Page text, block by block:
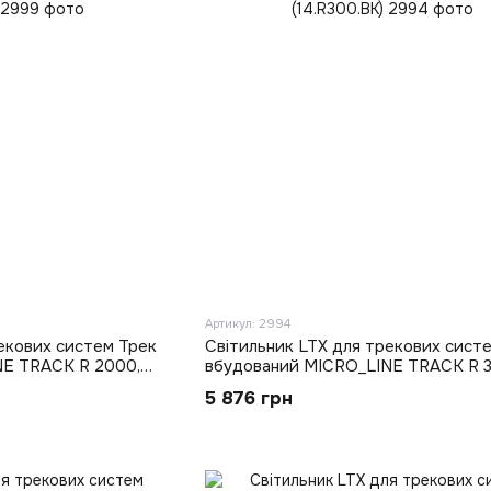
систем Трек
TRACK R 2000,
Артикул: 2994
Світильник LTX для трекових
вбудований MICRO_LINE TRACK R
(14.R300.BK)
5 876 грн